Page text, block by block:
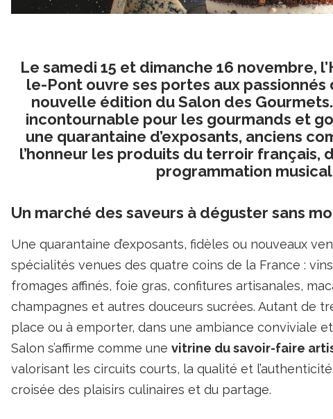
Le samedi 15 et dimanche 16 novembre,
le-Pont ouvre ses portes aux
nouvelle édition du Salon des
incontournable pour les gourmands et
une quarantaine d’exposants, anciens
l’honneur les produits du terroir français,
programmation
Un marché des saveurs à déguster sans
Une quarantaine d’exposants, fidèles ou nouveaux
spécialités venues des quatre coins de la France :
fromages affinés, foie gras, confitures artisanales,
champagnes et autres douceurs sucrées. Autant de
place ou à emporter, dans une ambiance conviviale
Salon s’affirme comme une vitrine du savoir-faire
valorisant les circuits courts, la qualité et
croisée des plaisirs culinaires et du partage.